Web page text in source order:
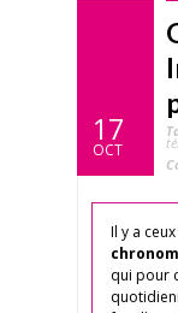
17
OCT
Il y a
qui pour